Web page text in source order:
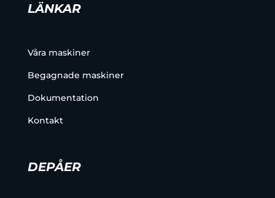
LÄNKAR
Våra maskiner
Begagnade maskiner
Dokumentation
Kontakt
DEPÅER